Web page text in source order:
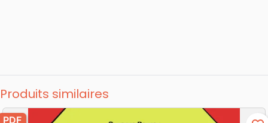
amenée à m'y intéresser. Le dernier en date
est La science face à la Bible (Roger
Vercellino-Aris, éd. Foi et Victoire, 2010) . Un
texte biblique qui m'interpelle «Jésus fut
Produits similaires
PDF